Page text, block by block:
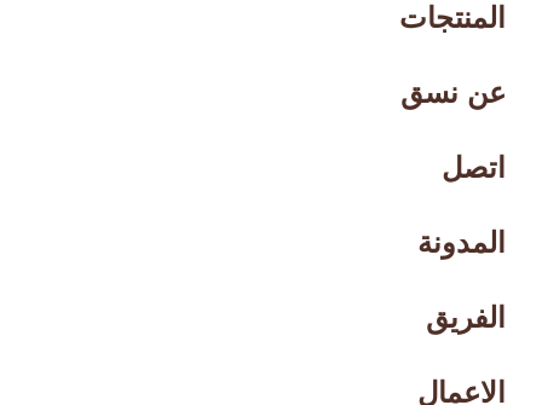
المنتجات
عن نسق
اتصل
المدونة
الفريق
الاعمال